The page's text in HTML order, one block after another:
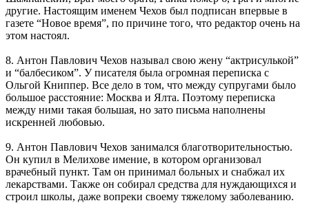
другие. Настоящим именем Чехов был подписан впервые в
газете “Новое время”, по причине того, что редактор очень на
этом настоял.
8. Антон Павлович Чехов называл свою жену “актрисулькой”
и “балбесиком”. У писателя была огромная переписка с
Ольгой Книппер. Все дело в том, что между супругами было
большое расстояние: Москва и Ялта. Поэтому переписка
между ними такая большая, но зато письма наполнены
искренней любовью.
9. Антон Павлович Чехов занимался благотворительностью.
Он купил в Мелихове имение, в котором организовал
врачебный пункт. Там он принимал больных и снабжал их
лекарствами. Также он собирал средства для нуждающихся и
строил школы, даже вопреки своему тяжелому заболеванию.